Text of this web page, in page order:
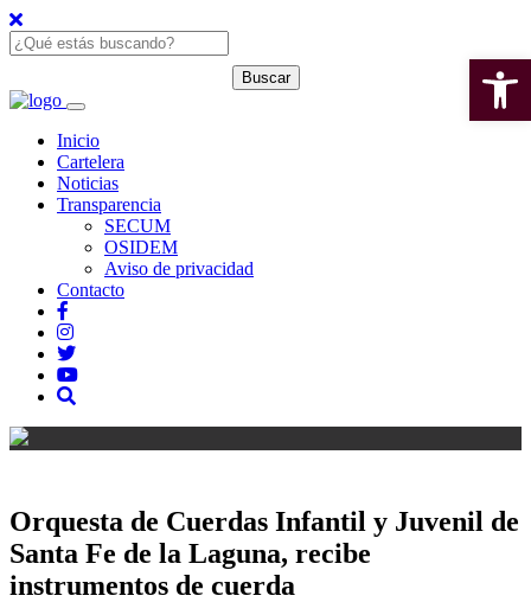
Inicio
Cartelera
Noticias
Transparencia
SECUM
OSIDEM
Aviso de privacidad
Contacto
Orquesta de Cuerdas Infantil y Juvenil de
Santa Fe de la Laguna, recibe
instrumentos de cuerda